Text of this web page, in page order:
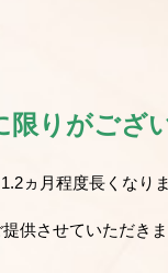
りがござ
ヵ月程度長くなりま
供させていただきま